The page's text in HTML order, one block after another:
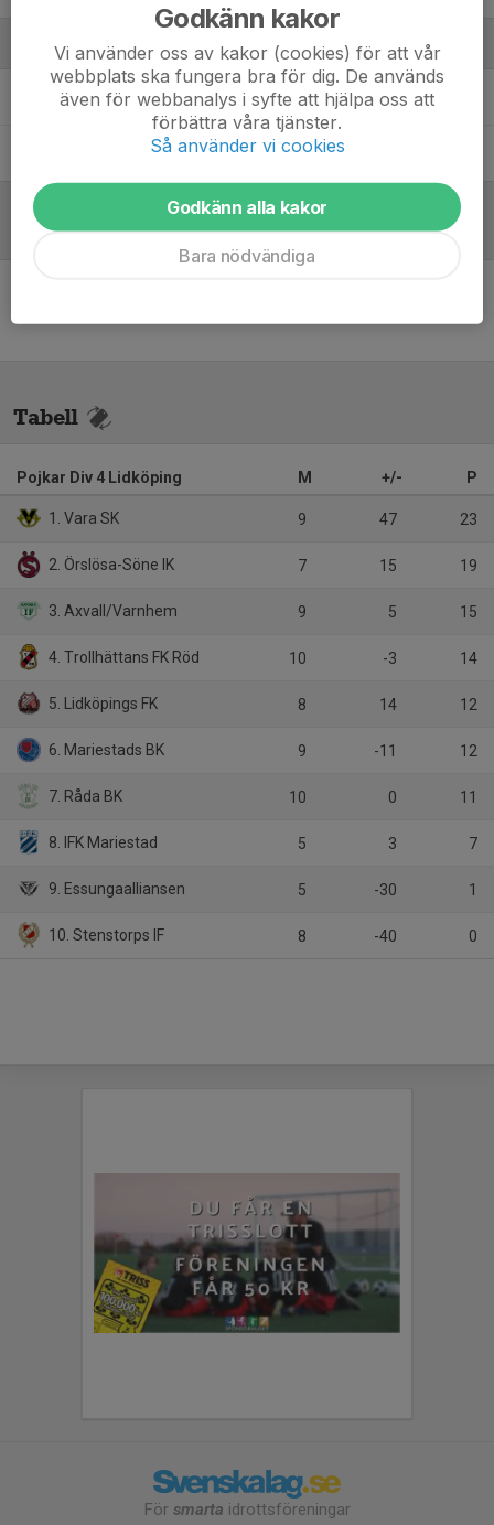
Ledare
Liam SanfredssonAssisterande tränare
Marcus MarculescuLedare
Referat
Tabell
Pojkar Div 4 Lidköping M +/- P
1. Vara SK 9 47 23
2. Örslösa-Söne IK 7 15 19
3. Axvall/Varnhem 9 5 15
4. Trollhättans FK Röd 10 -3 14
5. Lidköpings FK 8 14 12
6. Mariestads BK 9 -11 12
7. Råda BK 10 0 11
8. IFK Mariestad 5 3 7
9. Essungaalliansen 5 -30 1
10. Stenstorps IF 8 -40 0
För smarta idrottsföreningar
Godkänn kakor
Vi använder oss av kakor (cookies) för att vår
webbplats ska fungera bra för dig. De används
även för webbanalys i syfte att hjälpa oss att
förbättra våra tjänster.
Så använder vi cookies
Godkänn alla kakor
Bara nödvändiga